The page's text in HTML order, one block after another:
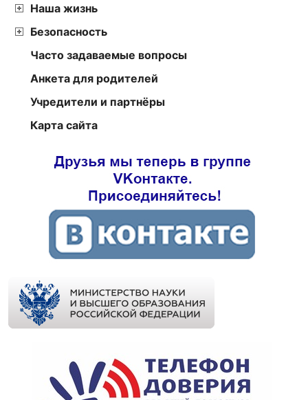
Наша жизнь
Безопасность
Часто задаваемые вопросы
Анкета для родителей
Учредители и партнёры
Карта сайта